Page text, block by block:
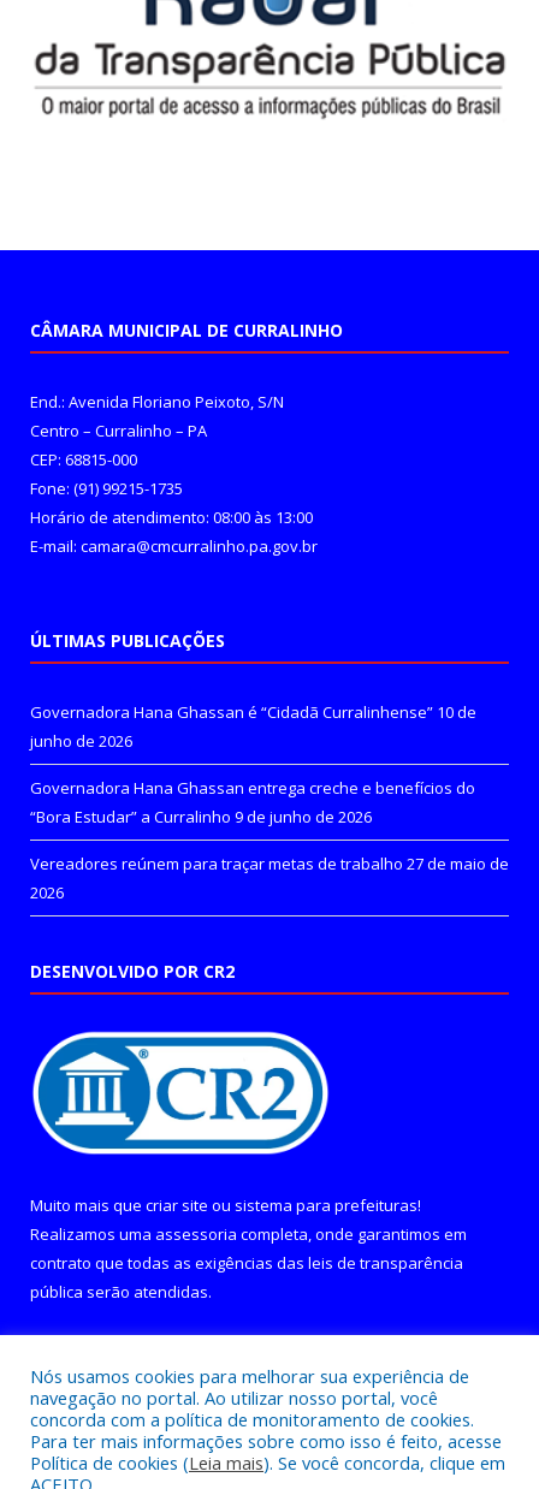
CÂMARA MUNICIPAL DE CURRALINHO
End.: Avenida Floriano Peixoto, S/N
Centro – Curralinho – PA
CEP: 68815-000
Fone: (91) 99215-1735
Horário de atendimento: 08:00 às 13:00
E-mail: camara@cmcurralinho.pa.gov.br
ÚLTIMAS PUBLICAÇÕES
Governadora Hana Ghassan é “Cidadã Curralinhense” 10 de
junho de 2026
Governadora Hana Ghassan entrega creche e benefícios do
“Bora Estudar” a Curralinho 9 de junho de 2026
Vereadores reúnem para traçar metas de trabalho 27 de maio de
2026
DESENVOLVIDO POR CR2
Muito mais que criar site ou sistema para prefeituras!
Realizamos uma assessoria completa, onde garantimos em
contrato que todas as exigências das leis de transparência
pública serão atendidas.
Todos os direitos reservados a Câmara Municipal de Curralinho.
Nós usamos cookies para melhorar sua experiência de
navegação no portal. Ao utilizar nosso portal, você
concorda com a política de monitoramento de cookies.
Para ter mais informações sobre como isso é feito, acesse
Política de cookies (Leia mais). Se você concorda, clique em
ACEITO.